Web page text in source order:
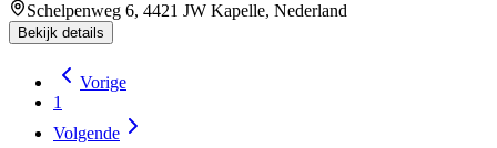
Schelpenweg 6, 4421 JW Kapelle, Nederland
Bekijk details
Vorige
1
Volgende